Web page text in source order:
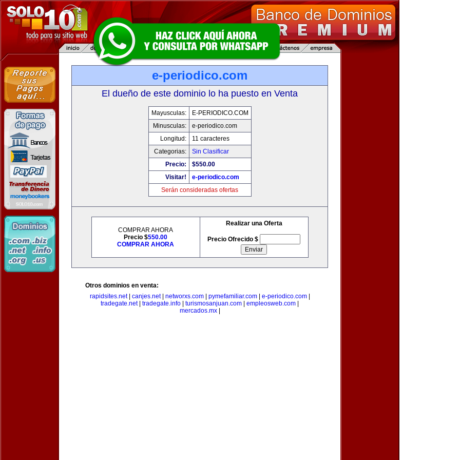
e-periodico.com
El dueño de este dominio lo ha puesto en Venta
Mayusculas:
E-PERIODICO.COM
Minusculas:
e-periodico.com
Longitud:
11 caracteres
Categorias:
Sin Clasificar
Precio:
$550.00
Visitar!
e-periodico.com
Serán consideradas ofertas
COMPRAR AHORA
Precio $550.00
COMPRAR AHORA
Realizar una Oferta
Precio Ofrecido $
Otros dominios en venta:
rapidsites.net| canjes.net| networxs.com| pymefamiliar.com| e-periodico.com|
tradegate.net| tradegate.info turismosanjuan.com empleosweb.com
mercados.mx|